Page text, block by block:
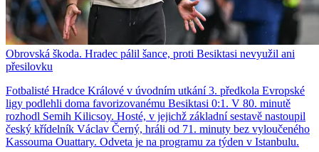
Obrovská škoda. Hradec pálil šance, proti Besiktasi nevyužil ani
přesilovku
Fotbalisté Hradce Králové v úvodním utkání 3. předkola Evropské
ligy podlehli doma favorizovanému Besiktasi 0:1. V 80. minutě
rozhodl Semih Kilicsoy. Hosté, v jejichž základní sestavě nastoupil
český křídelník Václav Černý, hráli od 71. minuty bez vyloučeného
Kassouma Ouattary. Odveta je na programu za týden v Istanbulu.